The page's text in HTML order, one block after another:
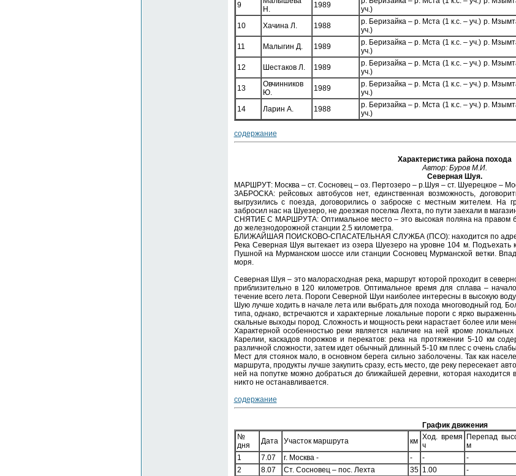
9
Н.
1989
уч.)
10 Хачина Л. 1988
р. Беризайка – р. Мста (1 к.с. – уч.) р.
уч.)
11 Малыгин Д. 1989
р. Беризайка – р. Мста (1 к.с. – уч.) р.
уч.)
12 Шестаков Л. 1989
р. Беризайка – р. Мста (1 к.с. – уч.) р.
уч.)
13
Овчинников
Ю.
1989
р. Беризайка – р. Мста (1 к.с. – уч.) р.
уч.)
14 Ларин А. 1988
р. Беризайка – р. Мста (1 к.с. – уч.) р.
уч.)
содержание
Характеристика района похода
Автор: Буров М.И.
Северная Шуя.
МАРШРУТ: Москва – ст. Сосновец – оз. Пертозеро – р.Шуя – ст. Шуерецкое –
ЗАБРОСКА: рейсовых автобусов нет, единственная возможность,
выгрузились с поезда, договорились о заброске с местным жителем. На
забросил нас на Шуезеро, не доезжая поселка Лехта, по пути заехали в
СНЯТИЕ С МАРШРУТА: Оптимальное место – это высокая поляна на правом
до железнодорожной станции 2.5 километра.
БЛИЖАЙШАЯ ПОИСКОВО-СПАСАТЕЛЬНАЯ СЛУЖБА (ПСО): находится по адресу
Река Северная Шуя вытекает из озера Шуезеро на уровне 104 м. Подъехать
Пушной на Мурманском шоссе или станции Сосновец Мурманской ветки.
моря.
Северная Шуя – это малорасходная река, маршрут которой проходит в
приблизительно в 120 километров. Оптимальное время для сплава –
течение всего лета. Пороги Северной Шуи наиболее интересны в высокую
Шую лучше ходить в начале лета или выбрать для похода многоводный год.
типа, однако, встречаются и характерные локальные пороги с ярко
скальные выходы пород. Сложность и мощность реки нарастает более или
Характерной особенностью реки является наличие на ней кроме
Карелии, каскадов порожков и перекатов: река на протяжении 5-10 км
различной сложности, затем идет обычный длинный 5-10 км плес с очень
Мест для стоянок мало, в основном берега сильно заболочены. Так как
маршрута, продукты лучше закупить сразу, есть место, где реку пересекает
ней на попутке можно добраться до ближайшей деревни, которая находится
никто не останавливается.
содержание
График движения
№
дня
Дата Участок маршрута км Ход. время
ч
Перепад
м
1
7.07 г. Москва - - - -
2
8.07 Ст. Сосновец – пос. Лехта 35 1.00 -